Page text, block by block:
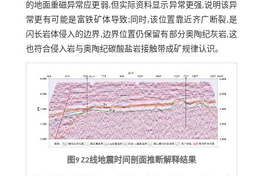
的地面重磁异常应更弱,但实际资料显示异常更强,说明该异
常更有可能是富铁矿体导致;同时,该位置靠近齐广断裂,是
闪长岩体侵入的边界,边界位置仍保留有部分奥陶纪灰岩,这
也符合侵入岩与奥陶纪碳酸盐岩接触带成矿规律认识。
图9 Z2线地震时间剖面推断解释结果